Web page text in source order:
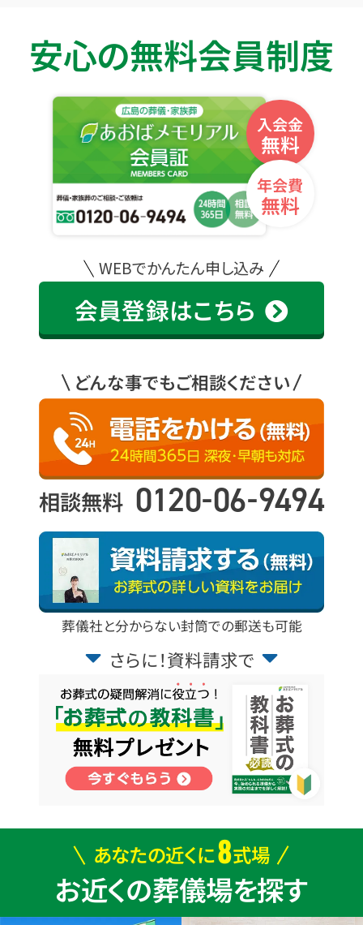
安心の無料会員制度
入会金
無料
年会費
無料
WEBでかんたん申し込み
会員登録はこちら
どんな事でもご相談ください
相談無料 0120-06-9494
葬儀社と分からない封筒での郵送も可能
さらに！資料請求で
あなたの近くに8式場
お近くの葬儀場を探す